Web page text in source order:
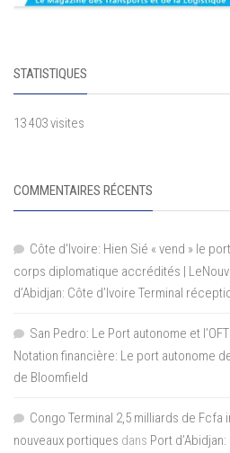
STATISTIQUES
13 403 visites
COMMENTAIRES RÉCENTS
Côte d'Ivoire: Hien Sié « vend » le
corps diplomatique accrédités |
d’Abidjan: Côte d’Ivoire Terminal
San Pedro: Le Port autonome et
Notation financière: Le port autonome
de Bloomfield
Congo Terminal 2,5 milliards de Fcfa
nouveaux portiques dans Port